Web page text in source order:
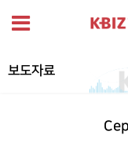
보도자료